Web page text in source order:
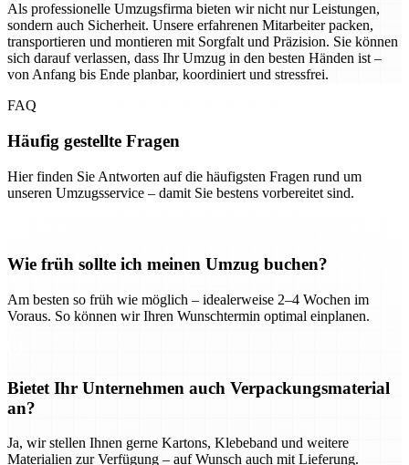
Als professionelle Umzugsfirma bieten wir nicht nur Leistungen,
sondern auch Sicherheit. Unsere erfahrenen Mitarbeiter packen,
transportieren und montieren mit Sorgfalt und Präzision. Sie können
sich darauf verlassen, dass Ihr Umzug in den besten Händen ist –
von Anfang bis Ende planbar, koordiniert und stressfrei.
FAQ
Häufig gestellte Fragen
Hier finden Sie Antworten auf die häufigsten Fragen rund um
unseren Umzugsservice – damit Sie bestens vorbereitet sind.
Wie früh sollte ich meinen Umzug buchen?
Am besten so früh wie möglich – idealerweise 2–4 Wochen im
Voraus. So können wir Ihren Wunschtermin optimal einplanen.
Bietet Ihr Unternehmen auch Verpackungsmaterial
an?
Ja, wir stellen Ihnen gerne Kartons, Klebeband und weitere
Materialien zur Verfügung – auf Wunsch auch mit Lieferung.